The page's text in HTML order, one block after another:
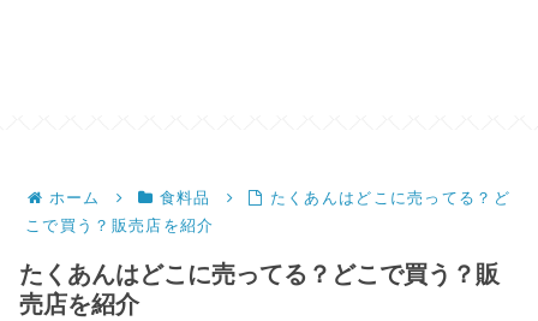
ホーム 食料品
たくあんはどこに売ってる？ど
こで買う？販売店を紹介
たくあんはどこに売ってる？どこで買う？販
売店を紹介